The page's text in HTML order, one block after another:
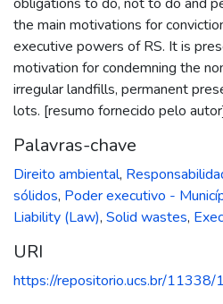
the main motivations for
executive powers of RS. It is
motivation for condemning the
irregular landfills, permanent
lots. [resumo fornecido pelo
Palavras-chave
Direito ambiental,
sólidos, Poder executivo -
Liability (Law), Solid wastes,
URI
https://repositorio.ucs.br/11338/